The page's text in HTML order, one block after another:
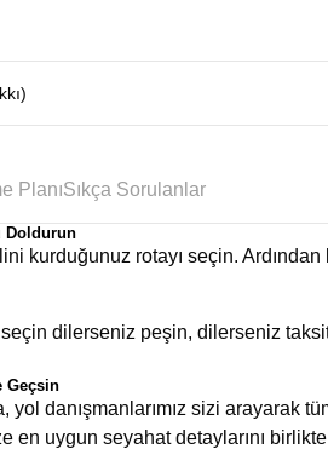
Planı Sıkça Sorulanlar
Doldurun
kurduğunuz rotayı seçin.
dilerseniz peşin, dilerseniz
Geçsin
yol danışmanlarımız sizi arayarak
en uygun seyahat detaylarını